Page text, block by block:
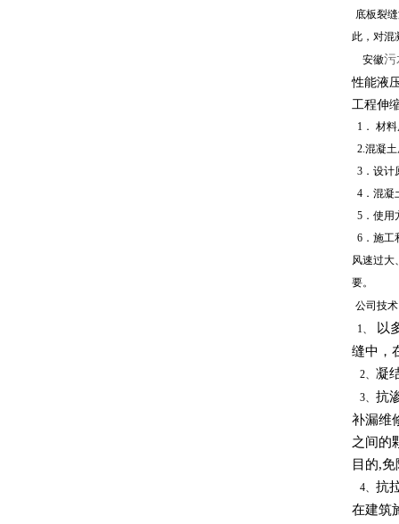
底板裂
此，对混
安徽污
性能液
工程伸
1． 材
2.混凝
3．设计
4 ．混
5．使用
6．施工
风速过大
要。
公司技
1、
以
缝中，
2、 凝
3、 抗
补漏维
之间的
目的,
4、 抗
在建筑